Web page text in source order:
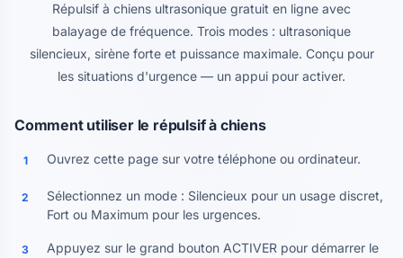
Répulsif à chiens ultrasonique gratuit en ligne avec
balayage de fréquence. Trois modes : ultrasonique
silencieux, sirène forte et puissance maximale. Conçu pour
les situations d'urgence — un appui pour activer.
Comment utiliser le répulsif à chiens
1 Ouvrez cette page sur votre téléphone ou ordinateur.
2
Sélectionnez un mode : Silencieux pour un usage discret,
Fort ou Maximum pour les urgences.
3
Appuyez sur le grand bouton ACTIVER pour démarrer le